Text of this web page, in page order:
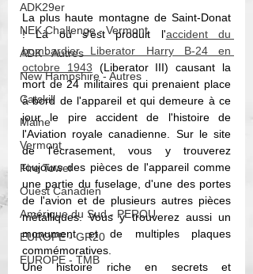
ADK29er
NEK Challenge - Vermont
ADK - Autres
New Hampshire - Autres
Catskill
Maine
Vermont
Fire Tower
Ouest Canadien
Amérique du Sud - PEROU
EUROPE - GR20
EUROPE - TMB
La plus haute montagne de Saint-Donat
! Là où s'est produit l'accident du
bombardier Liberator Harry B-24 en
octobre 1943 (Liberator III) causant la
mort de 24 militaires qui prenaient place
à bord de l'appareil et qui demeure à ce
jour le pire accident de l'histoire de
l'Aviation royale canadienne. Sur le site
de l'écrasement, vous y trouverez
toujours des pièces de l'appareil comme
une partie du fuselage, d'une des portes
de l'avion et de plusieurs autres pièces
métalliques. Vous y trouverez aussi un
monument et de multiples plaques
commémoratives.
Une histoire riche en secrets et